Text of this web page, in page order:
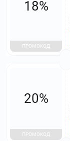
18%
ПРОМОКОД
20%
ПРОМОКОД